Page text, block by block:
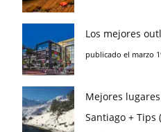
Los mejores
publicado el marzo
Mejores
Santiago + Tips